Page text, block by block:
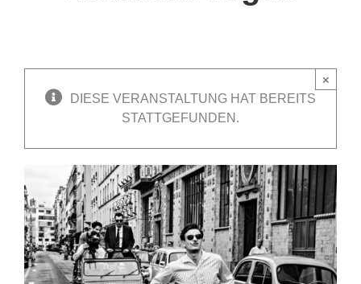
DIESE VERANSTALTUNG HAT BEREITS
STATTGEFUNDEN.
×